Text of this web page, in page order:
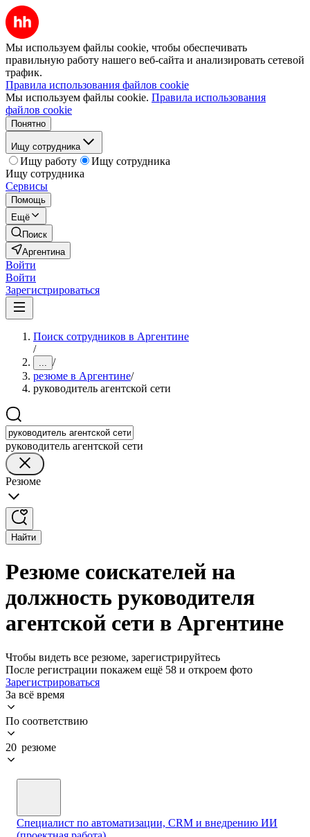
Мы используем файлы cookie, чтобы обеспечивать
правильную работу нашего веб-сайта и анализировать сетевой
трафик.
Правила использования файлов cookie
Мы используем файлы cookie. Правила использования
файлов cookie
Понятно
Ищу сотрудника
Ищу работу
Ищу сотрудника
Ищу сотрудника
Сервисы
Помощь
Ещё
Поиск
Аргентина
Войти
Войти
Зарегистрироваться
Поиск сотрудников в Аргентине
/
... /
резюме в Аргентине/
руководитель агентской сети
руководитель агентской сети
Резюме
Найти
Резюме соискателей на
должность руководителя
агентской сети в Аргентине
Чтобы видеть все резюме, зарегистрируйтесь
После регистрации покажем ещё 58 и откроем фото
Зарегистрироваться
За всё время
По соответствию
20 резюме
Специалист по автоматизации, CRM и внедрению ИИ